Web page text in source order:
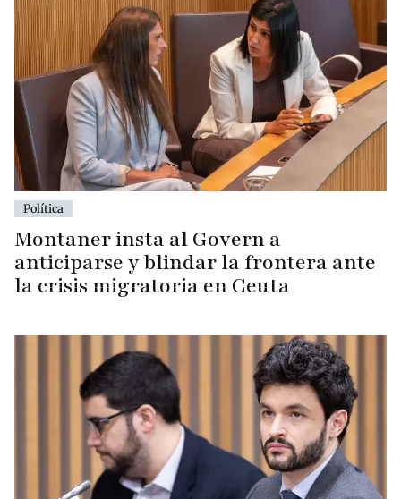
Política
Montaner insta al Govern a
anticiparse y blindar la frontera ante
la crisis migratoria en Ceuta